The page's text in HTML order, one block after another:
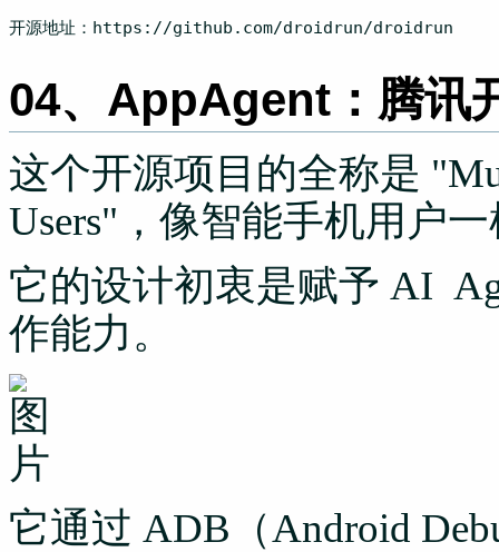
开源地址：https: //github.com/droidrun/droidrun
04、AppAgent：腾讯
这个开源项目的全称是
Users"，像智能手机用户
它的设计初衷是赋予 AI
作能力。
它通过 ADB（Android